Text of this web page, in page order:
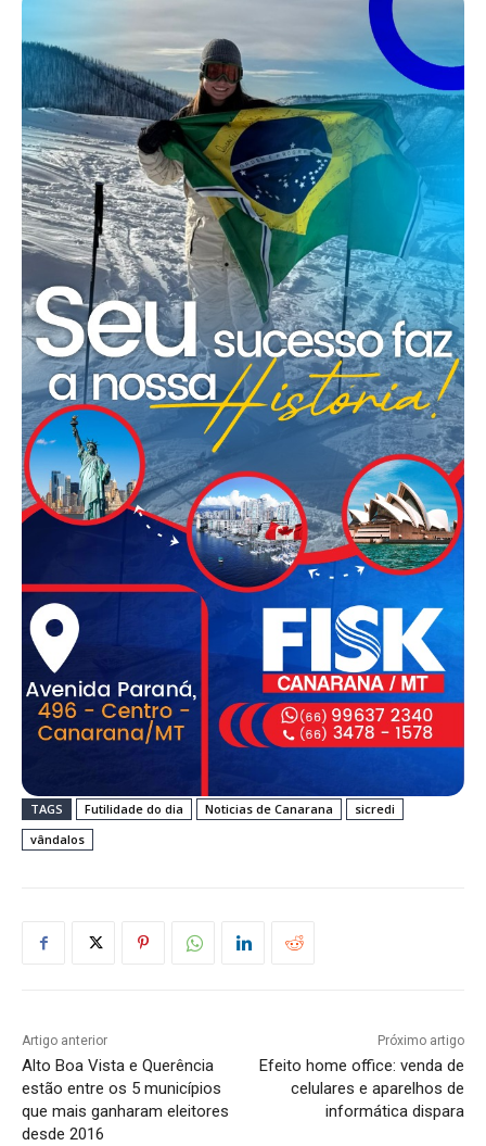
TAGS Futilidade do dia Noticias de Canarana
sicredi
vândalos
Artigo anterior
Alto Boa Vista e Querência
estão entre os 5 municípios
que mais ganharam eleitores
desde 2016
Próximo artigo
Efeito home office: venda de
celulares e aparelhos de
informática dispara